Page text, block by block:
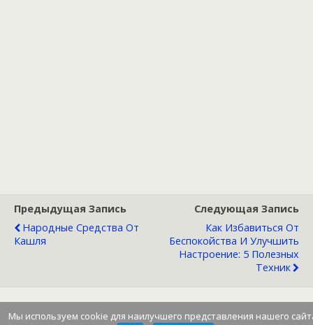
Предыдущая Запись
Народные Средства От
Кашля
Следующая Запись
Как Избавиться От
Беспокойства И Улучшить
Настроение: 5 Полезных
Техник
Мы используем cookie для наилучшего представления нашего